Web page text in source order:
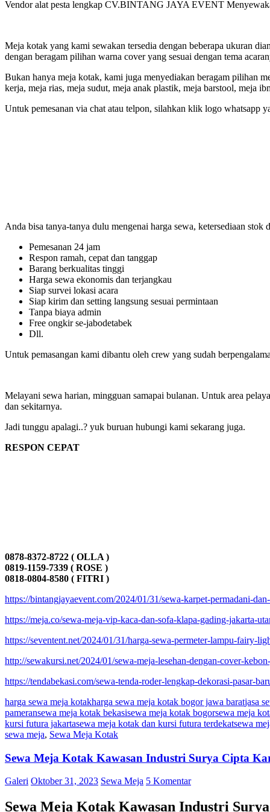
Vendor alat pesta lengkap CV.BINTANG JAYA EVENT
Meja kotak yang kami sewakan tersedia dengan beberapa ukuran
dengan beragam pilihan warna cover yang sesuai dengan tema
Bukan hanya meja kotak, kami juga menyediakan beragam pilihan
kerja, meja rias, meja sudut, meja anak plastik, meja barstool, meja
Untuk pemesanan via chat atau telpon, silahkan klik logo whatsapp
Anda bisa tanya-tanya dulu mengenai harga sewa, ketersediaan
Pemesanan 24 jam
Respon ramah, cepat dan tanggap
Barang berkualitas tinggi
Harga sewa ekonomis dan terjangkau
Siap survei lokasi acara
Siap kirim dan setting langsung sesuai permintaan
Tanpa biaya admin
Free ongkir se-jabodetabek
Dll.
Untuk pemasangan kami dibantu oleh crew yang sudah
Melayani sewa harian, mingguan samapai bulanan. Untuk area
dan sekitarnya.
Jadi tunggu apalagi..? yuk buruan hubungi kami sekarang juga.
RESPON CEPAT
0878-8372-8722 ( OLLA )
0819-1159-7339 ( ROSE )
0818-0804-8580 ( FITRI )
https://bintangjayaevent.com/2024/01/31/sewa-karpet-permadani-
https://meja.co/sewa-meja-vip-kaca-dan-sofa-klapa-gading-jakarta-
https://seventent.net/2024/01/31/harga-sewa-permeter-lampu-fairy-
http://sewakursi.net/2024/01/sewa-meja-lesehan-dengan-cover-
https://tendabekasi.com/sewa-tenda-roder-lengkap-dekorasi-pasar-
harga sewa meja kotakharga sewa meja kotak bogor jawa baratjasa
pameransewa meja kotak bekasisewa meja kotak bogorsewa meja
kursi futura jakartasewa meja kotak dan kursi futura terdekatsewa
sewa meja, Sewa Meja Kotak
Sewa Meja Kotak Kawasan Industri Surya Cipta
Galeri Oktober 31, 2023 Sewa Meja 5 Komentar
Sewa Meja Kotak Kawasan Industri